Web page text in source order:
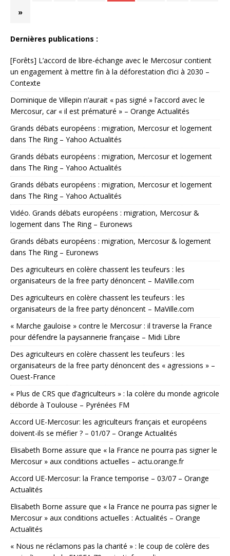
»
Dernières publications :
[Forêts] L’accord de libre-échange avec le Mercosur contient
un engagement à mettre fin à la déforestation d’ici à 2030 –
Contexte
Dominique de Villepin n’aurait « pas signé » l’accord avec le
Mercosur, car « il est prématuré » – Orange Actualités
Grands débats européens : migration, Mercosur et logement
dans The Ring – Yahoo Actualités
Grands débats européens : migration, Mercosur et logement
dans The Ring – Yahoo Actualités
Grands débats européens : migration, Mercosur et logement
dans The Ring – Yahoo Actualités
Vidéo. Grands débats européens : migration, Mercosur &
logement dans The Ring – Euronews
Grands débats européens : migration, Mercosur & logement
dans The Ring – Euronews
Des agriculteurs en colère chassent les teufeurs : les
organisateurs de la free party dénoncent – MaVille.com
Des agriculteurs en colère chassent les teufeurs : les
organisateurs de la free party dénoncent – MaVille.com
« Marche gauloise » contre le Mercosur : il traverse la France
pour défendre la paysannerie française – Midi Libre
Des agriculteurs en colère chassent les teufeurs : les
organisateurs de la free party dénoncent des « agressions » –
Ouest-France
« Plus de CRS que d’agriculteurs » : la colère du monde agricole
déborde à Toulouse – Pyrénées FM
Accord UE-Mercosur: les agriculteurs français et européens
doivent-ils se méfier ? – 01/07 – Orange Actualités
Elisabeth Borne assure que « la France ne pourra pas signer le
Mercosur » aux conditions actuelles – actu.orange.fr
Accord UE-Mercosur: la France temporise – 03/07 – Orange
Actualités
Elisabeth Borne assure que « la France ne pourra pas signer le
Mercosur » aux conditions actuelles : Actualités – Orange
Actualités
« Nous ne réclamons pas la charité » : le coup de colère des